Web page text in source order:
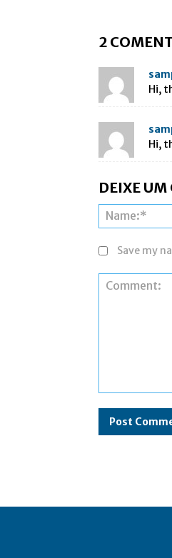
2
Hi,
Hi,
DEIXE
Save my